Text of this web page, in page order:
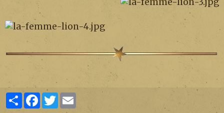
PartagerFacebook
TwitterEmail